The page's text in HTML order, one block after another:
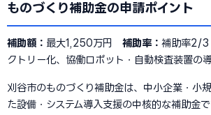
ものづくり補助金の申請ポイント
補助額： 最大1,250万円 補助率： 補助率2/
クトリー化、協働ロボット・自動検査装置の
刈谷市のものづくり補助金は、中小企業・小
た設備・システム導入支援の中核的な補助金